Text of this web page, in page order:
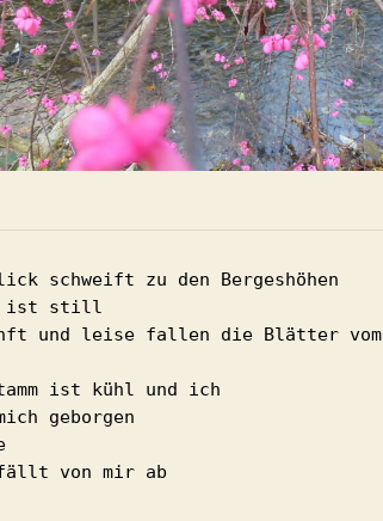
schweift zu den Bergeshöhen
ist still
und leise fallen die Blätter vom
ist kühl und ich
geborgen
von mir ab